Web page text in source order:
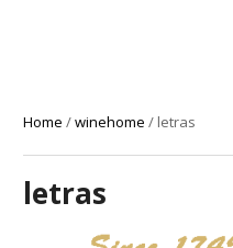
Home /winehome / letras
letras